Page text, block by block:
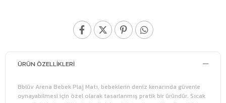
ÜRÜN ÖZELLIKLERI
Bblüv Arena Bebek Plaj Matı, bebeklerin deniz kenarında güvenle
oynayabilmesi için özel olarak tasarlanmış pratik bir üründür. Sıcak